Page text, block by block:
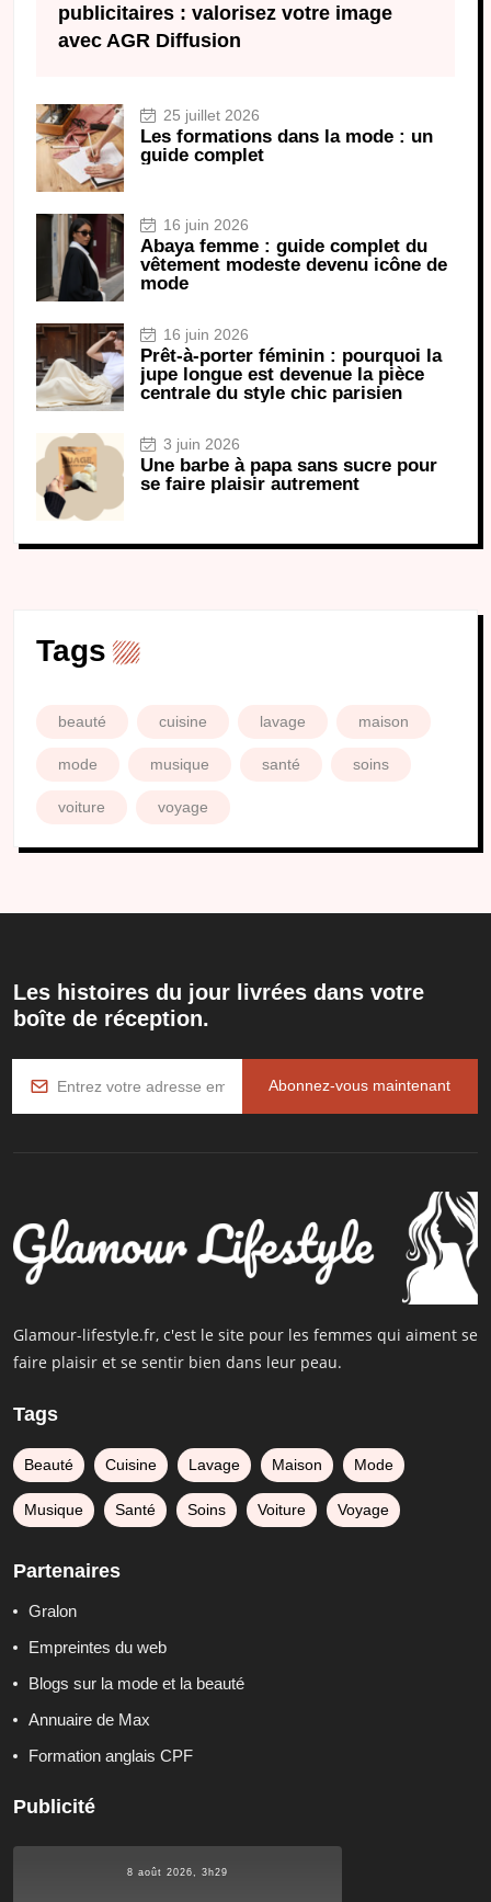
publicitaires : valorisez votre image
avec AGR Diffusion
25 juillet 2026
Les formations dans la mode : un
guide complet
16 juin 2026
Abaya femme : guide complet du
vêtement modeste devenu icône de
mode
16 juin 2026
Prêt-à-porter féminin : pourquoi la
jupe longue est devenue la pièce
centrale du style chic parisien
3 juin 2026
Une barbe à papa sans sucre pour
se faire plaisir autrement
Tags
beauté cuisine lavage maison
mode musique santé soins
voiture voyage
Les histoires du jour livrées dans votre
boîte de réception.
Abonnez-vous maintenant
Glamour-lifestyle.fr, c'est le site pour les femmes qui aiment se
faire plaisir et se sentir bien dans leur peau.
Tags
Beauté Cuisine Lavage Maison Mode
Musique Santé Soins Voiture Voyage
Partenaires
Gralon
Empreintes du web
Blogs sur la mode et la beauté
Annuaire de Max
Formation anglais CPF
Publicité
8 août 2026, 3h29